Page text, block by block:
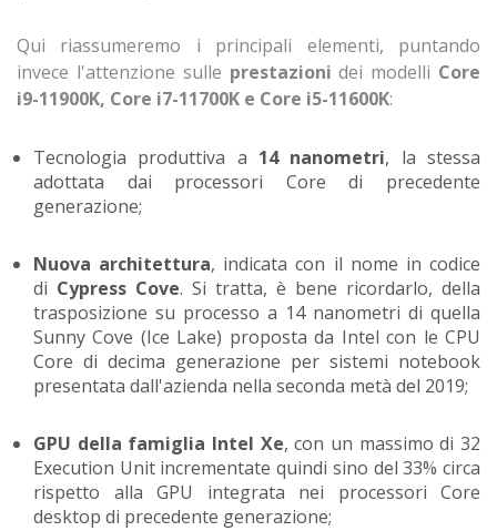
Qui riassumeremo i principali elementi, puntando
invece l'attenzione sulle prestazioni dei modelli Core
i9-11900K, Core i7-11700K e Core i5-11600K:
Tecnologia produttiva a 14 nanometri, la stessa
adottata dai processori Core di precedente
generazione;
Nuova architettura, indicata con il nome in codice
di Cypress Cove. Si tratta, è bene ricordarlo, della
trasposizione su processo a 14 nanometri di quella
Sunny Cove (Ice Lake) proposta da Intel con le CPU
Core di decima generazione per sistemi notebook
presentata dall'azienda nella seconda metà del 2019;
GPU della famiglia Intel Xe, con un massimo di 32
Execution Unit incrementate quindi sino del 33% circa
rispetto alla GPU integrata nei processori Core
desktop di precedente generazione;